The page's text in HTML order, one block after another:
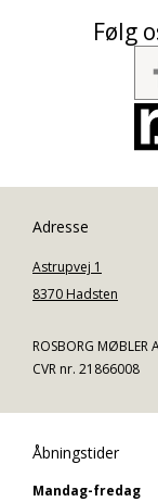
Følg
Adresse
Astrupvej 1
8370 Hadsten
ROSBORG MØBLER
CVR nr. 21866008
Åbningstider
Mandag-fredag